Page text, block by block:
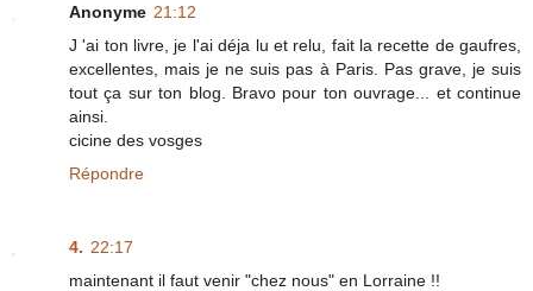
Anonyme 21:12
J 'ai ton livre, je l'ai déja lu et relu, fait la recette de gaufres,
excellentes, mais je ne suis pas à Paris. Pas grave, je suis
tout ça sur ton blog. Bravo pour ton ouvrage... et continue
ainsi.
cicine des vosges
Répondre
4. 22:17
maintenant il faut venir "chez nous" en Lorraine !!